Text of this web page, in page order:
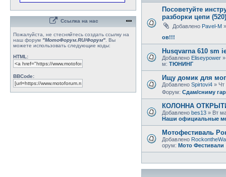
Посоветуйте
разборки цепи (520)
Добавлено Pavel-M
ов!!!
Husqvarna 610 sm
Добавлено Eliseypower
м: ТЮНИНГ
Ищу домик для
Добавлено Spirtovi4 » Чт
Форум: Сдам/сниму
КОЛОННА
Добавлено bes13 » Вт
Наши официальные
Мотофестиваль
Добавлено
орум: Мото Фестивали
Ссылка на нас
Пожалуйста, не стесняйтесь создать ссылку на
наш форум "МотоФорум.RU/Форум" . Вы
можете использовать следующие коды:
HTML:
BBCode: